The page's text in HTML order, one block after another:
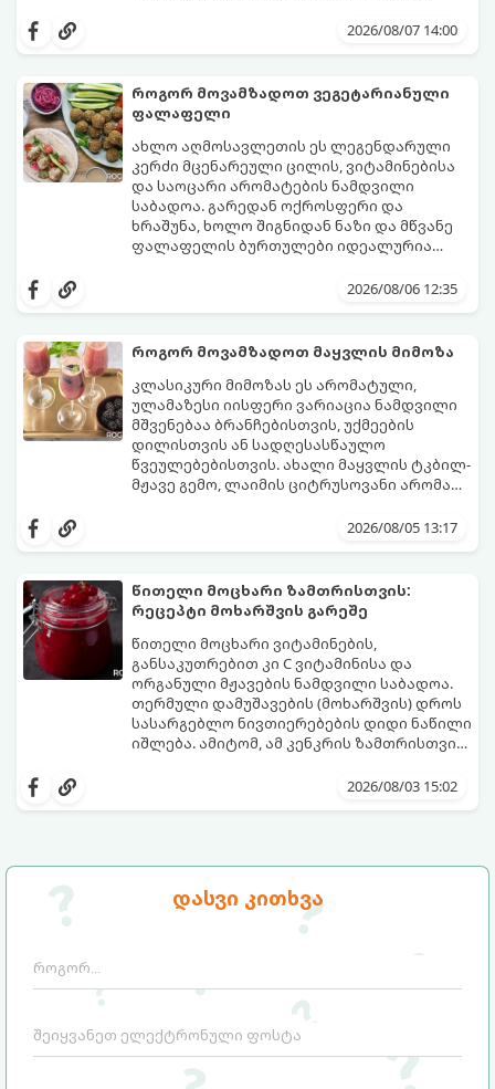
დასვი კითხვა
2026/08/07 14:00
როგორ მოვამზადოთ ვეგეტარიანული
ფალაფელი
ახლო აღმოსავლეთის ეს ლეგენდარული
კერძი მცენარეული ცილის, ვიტამინებისა
და საოცარი არომატების ნამდვილი
საბადოა. გარედან ოქროსფერი და
ხრაშუნა, ხოლო შიგნიდან ნაზი და მწვანე
ფალაფელის ბურთულები იდეალურია
სალათებთან ერთად ან ტახინის (სესამის)
მდგომარეობს, რომ გამოიყენება
შეწვისას ფორმა იდეალურად შეინარჩუნოს
და არ დაიშალოს.
მომზადების დრო: 20 წუთი (დამატებით
მუხუდოს ჩალბობის დრო: 12-24 საათი)
შეწვის დრო: 10–15 წუთი ულუფა: 20–24 ცალი
ბურთულა (4–6 პორცია)
2026/08/06 12:35
როგორ მოვამზადოთ მაყვლის მიმოზა
კლასიკური მიმოზას ეს არომატული,
ულამაზესი იისფერი ვარიაცია ნამდვილი
მშვენებაა ბრანჩებისთვის, უქმეების
დილისთვის ან სადღესასწაულო
წვეულებებისთვის. ახალი მაყვლის ტკბილ-
მჟავე გემო, ლაიმის ციტრუსოვანი არომატი
საოცრად დახვეწილ და მაგრილებელ
და მის მომზადებას მინიმალური
პორცია
2026/08/05 13:17
წითელი მოცხარი ზამთრისთვის:
რეცეპტი მოხარშვის გარეშე
წითელი მოცხარი ვიტამინების,
განსაკუთრებით კი C ვიტამინისა და
ორგანული მჟავების ნამდვილი საბადოა.
თერმული დამუშავების (მოხარშვის) დროს
სასარგებლო ნივთიერებების დიდი ნაწილი
იშლება. ამიტომ, ამ კენკრის ზამთრისთვის
მომზადებაა - მოხარშვის გარეშე.
ბუნებრივ, კაშკაშა გემოს, არომატს და
2026/08/03 15:02